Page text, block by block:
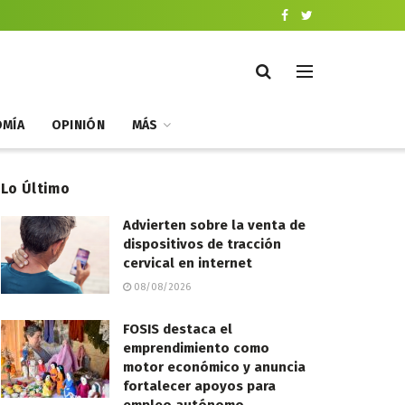
OPINIÓN MÁS
Lo Último
Advierten sobre la venta de
dispositivos de tracción
cervical en internet
08/08/2026
FOSIS destaca el
emprendimiento como
motor económico y anuncia
fortalecer apoyos para